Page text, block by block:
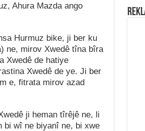
Ahura Mazda ango
Hurmuz bike, ji ber ku
ne, mirov Xwedê tîna bîra
Xwedê de hatiye
Xwedê de ye. Ji ber
e, fitrata mirov azad
ji heman tîrêjê ne, li
bi wî ne biyanî ne, bi xwe